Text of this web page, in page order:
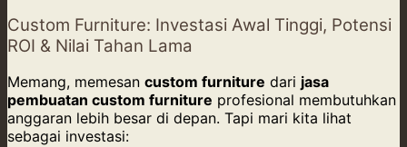
Custom Furniture: Investasi Awal Tinggi, Potensi
ROI & Nilai Tahan Lama
Memang, memesan custom furniture dari jasa
pembuatan custom furniture profesional membutuhkan
anggaran lebih besar di depan. Tapi mari kita lihat
sebagai investasi: